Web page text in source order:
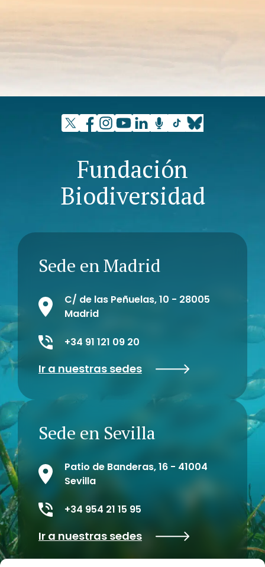
Fundación
Biodiversidad
Sede en Madrid
C/ de las Peñuelas, 10 - 28005
Madrid
+34 91 121 09 20
Ir a nuestras sedes
Sede en Sevilla
Patio de Banderas, 16 - 41004
Sevilla
+34 954 21 15 95
Ir a nuestras sedes